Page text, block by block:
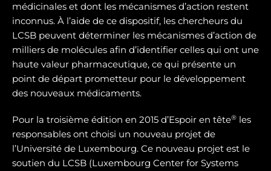
médicinales et dont les mécanismes d’action restent
inconnus. À l’aide de ce dispositif, les chercheurs du
LCSB peuvent déterminer les mécanismes d’action de
milliers de molécules afin d’identifier celles qui ont une
haute valeur pharmaceutique, ce qui présente un
point de départ prometteur pour le développement
des nouveaux médicaments.
Pour la troisième édition en 2015 d’Espoir en tête® les
responsables ont choisi un nouveau projet de
l’Université de Luxembourg. Ce nouveau projet est le
soutien du LCSB (Luxembourg Center for Systems